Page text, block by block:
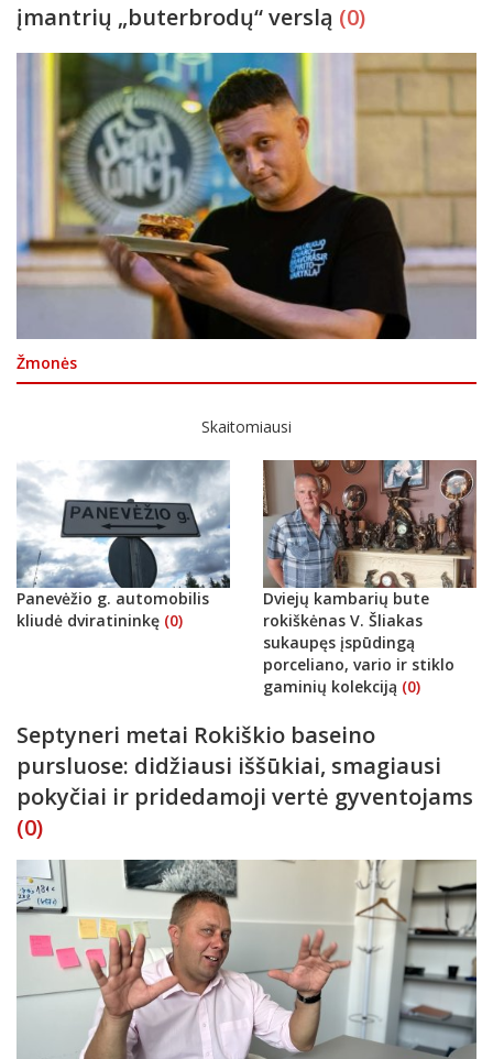
įmantrių „buterbrodų“ verslą (0)
Žmonės
Skaitomiausi
Panevėžio g. automobilis
kliudė dviratininkę (0)
Dviejų kambarių bute
rokiškėnas V. Šliakas
sukaupęs įspūdingą
porceliano, vario ir stiklo
gaminių kolekciją (0)
Septyneri metai Rokiškio baseino
pursluose: didžiausi iššūkiai, smagiausi
pokyčiai ir pridedamoji vertė gyventojams
(0)